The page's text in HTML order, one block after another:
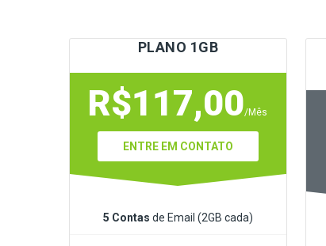
PLANO 1GB
R$117,00/Mês
ENTRE EM CONTATO
5 Contas de Email (2GB cada)